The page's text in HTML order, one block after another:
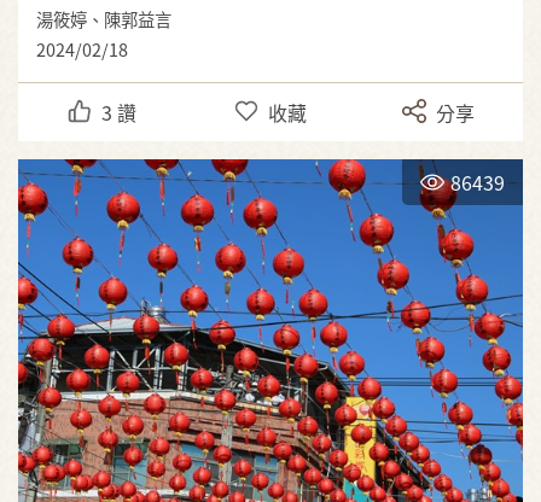
湯筱婷、陳郭益言
2024/02/18
3 讚 收藏 分享
86439